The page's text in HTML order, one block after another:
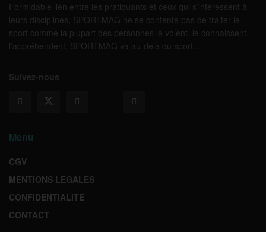
Formidable lien entre les pratiquants et ceux qui s’intéressent à
leurs disciplines, SPORTMAG ne se contente pas de traiter le
sport comme la plupart des personnes le voient, le connaissent,
l’appréhendent. SPORTMAG va au-delà du sport…
Suivez-nous
Menu
CGV
MENTIONS LEGALES
CONFIDENTIALITE
CONTACT